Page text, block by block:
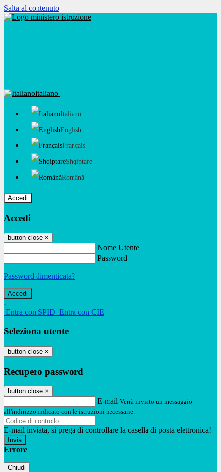
Salta al contenuto
Italiano
Italiano
English
Français
Shqiptare
Română
Accedi
Accedi
button close ×
Nome Utente
Password
Password dimenticata?
-
Entra con SPID Entra con CIE
Seleziona utente
button close ×
Recupero password
button close ×
E-mail Verrà inviato un messaggio
all'indirizzo indicato con le istruzioni necessarie.
E-mail inviata, si prega di controllare la casella di posta elettronica!
Errore
Chiudi